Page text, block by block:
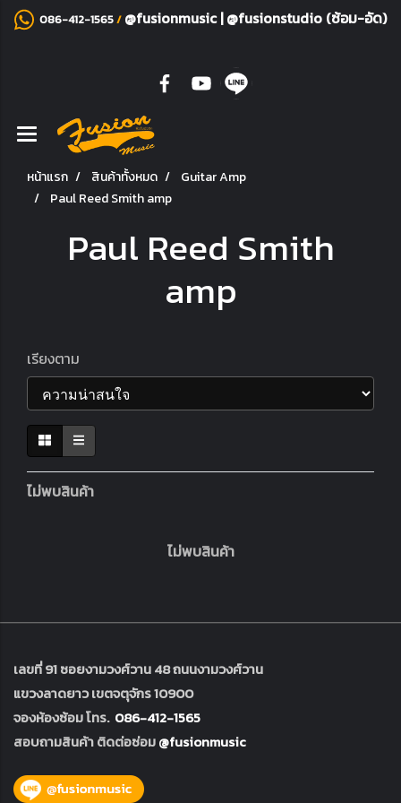
086-412-1565/ @fusionmusic|@fusionstudio (ซ้อม-อัด)
หน้าแรก สินค้าทั้งหมด
Guitar Amp
Paul Reed Smith amp
Paul Reed Smith
amp
เรียงตาม
ไม่พบสินค้า
ไม่พบสินค้า
เลขที่ 91 ซอยงามวงศ์วาน 48 ถนนงามวงศ์วาน
แขวงลาดยาว เขตจตุจักร 10900
จองห้องซ้อม โทร. 086-412-1565
สอบถามสินค้า ติดต่อซ่อม@fusionmusic